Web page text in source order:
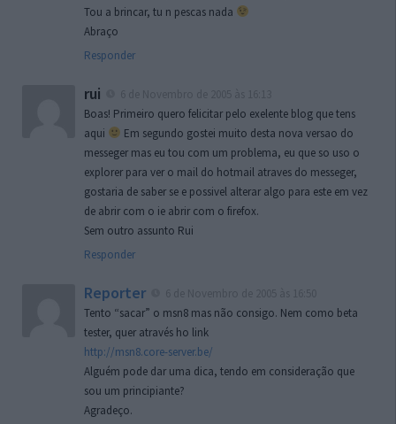
Tou a brincar, tu n pescas nada
Abraço
Responder
rui
Boas! Primeiro quero felicitar pelo exelente blog que tens
aqui
Em segundo gostei muito desta nova versao do
messeger mas eu tou com um problema, eu que so uso o
explorer para ver o mail do hotmail atraves do messeger,
gostaria de saber se e possivel alterar algo para este em vez
de abrir com o ie abrir com o firefox.
Sem outro assunto Rui
Responder
Reporter
Tento “sacar” o msn8 mas não consigo. Nem como beta
tester, quer através ho link
http://msn8.core-server.be/
Alguém pode dar uma dica, tendo em consideração que
sou um principiante?
Agradeço.